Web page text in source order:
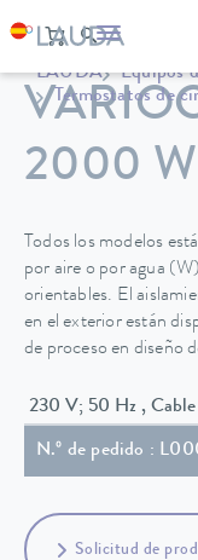
LAUDA Equipos
Termostatos de
2000 W
Todos los modelos
por aire o por agua
orientables. El
en el exterior están
de proceso en diseño
230 V;
N.º de pedido :
Solicitud de